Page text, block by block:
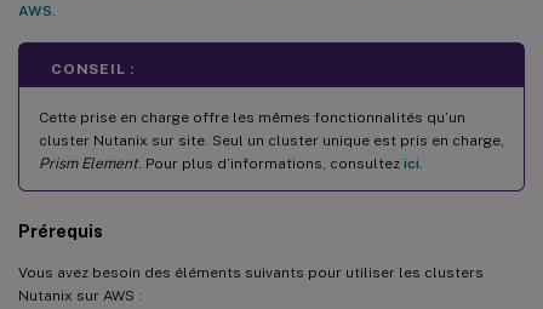
AWS
CONSEIL :
Cette prise en charge offre les mêmes fonctionnalités qu’un
cluster Nutanix sur site. Seul un cluster unique est pris en charge,
Prism Element. Pour plus d’informations, consultez ici
Prérequis
Vous avez besoin des éléments suivants pour utiliser les clusters
Nutanix sur AWS :